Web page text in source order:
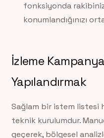
fonksiyonda
konumlandığınızı
İzleme
Yapılandırmak
Sağlam bir istem listesi
teknik kurulumdur.
geçerek, bölgesel